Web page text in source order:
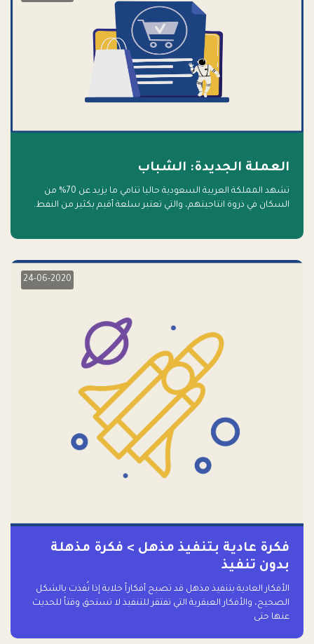
العملة الجديدة: الشباب
تشهد المملكة العربية السعودية حاليا تنامي ما يزيد عن 70% من
السكان في ذروة انتاجيتهم، والتي تعتبر سلعة أقيم بكثير من النفط.
24-06-2020
فكرة عادية بتنفيذ مذهل > فكرة مذهلة
بدون تنفيذ
الأفكار العادية بتنفيذ مذهل قد تصبح أفكاراً خلابة إذا نُفذت بالشكل
الصحيح، والأفكار العبقرية التي تفتقر للتنفيذ لا تستحق وقتاً للحديث
عنها حتى